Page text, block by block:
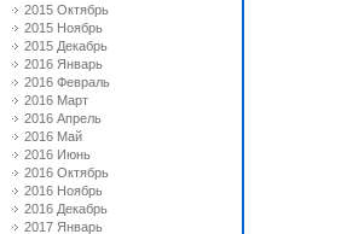
2015 Октябрь
2015 Ноябрь
2015 Декабрь
2016 Январь
2016 Февраль
2016 Март
2016 Апрель
2016 Май
2016 Июнь
2016 Октябрь
2016 Ноябрь
2016 Декабрь
2017 Январь